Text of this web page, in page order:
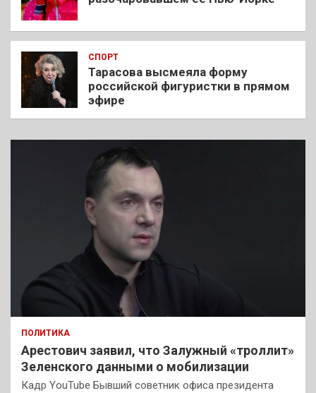
СПОРТ
Тарасова высмеяла форму
российской фигуристки в прямом
эфире
ПОЛИТИКА
Арестович заявил, что Залужный «троллит»
Зеленского данными о мобилизации
Кадр YouTube Бывший советник офиса президента